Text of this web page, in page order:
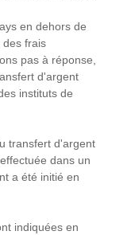
en dehors de
des frais
pas à réponse,
d'argent
instituts de
transfert d'argent
dans un
a été initié en
indiquées en